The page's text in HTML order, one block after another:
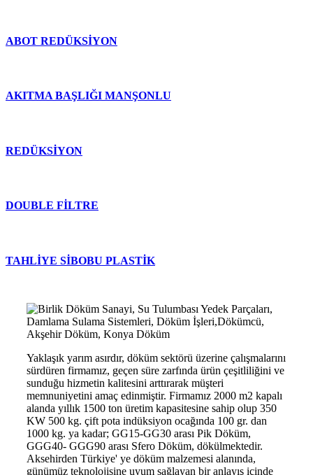
ABOT REDÜKSİYON
AKITMA BAŞLIĞI MANŞONLU
REDÜKSİYON
DOUBLE FİLTRE
TAHLİYE SİBOBU PLASTİK
Yaklaşık yarım asırdır, döküm sektörü üzerine çalışmalarını
sürdüren firmamız, geçen süre zarfında ürün çeşitliliğini ve
sunduğu hizmetin kalitesini arttırarak müşteri
memnuniyetini amaç edinmiştir. Firmamız 2000 m2 kapalı
alanda yıllık 1500 ton üretim kapasitesine sahip olup 350
KW 500 kg. çift pota indüksiyon ocağında 100 gr. dan
1000 kg. ya kadar; GG15-GG30 arası Pik Döküm,
GGG40- GGG90 arası Sfero Döküm, dökülmektedir.
Aksehirden Türkiye' ye döküm malzemesi alanında,
günümüz teknolojisine uyum sağlayan bir anlayış içinde